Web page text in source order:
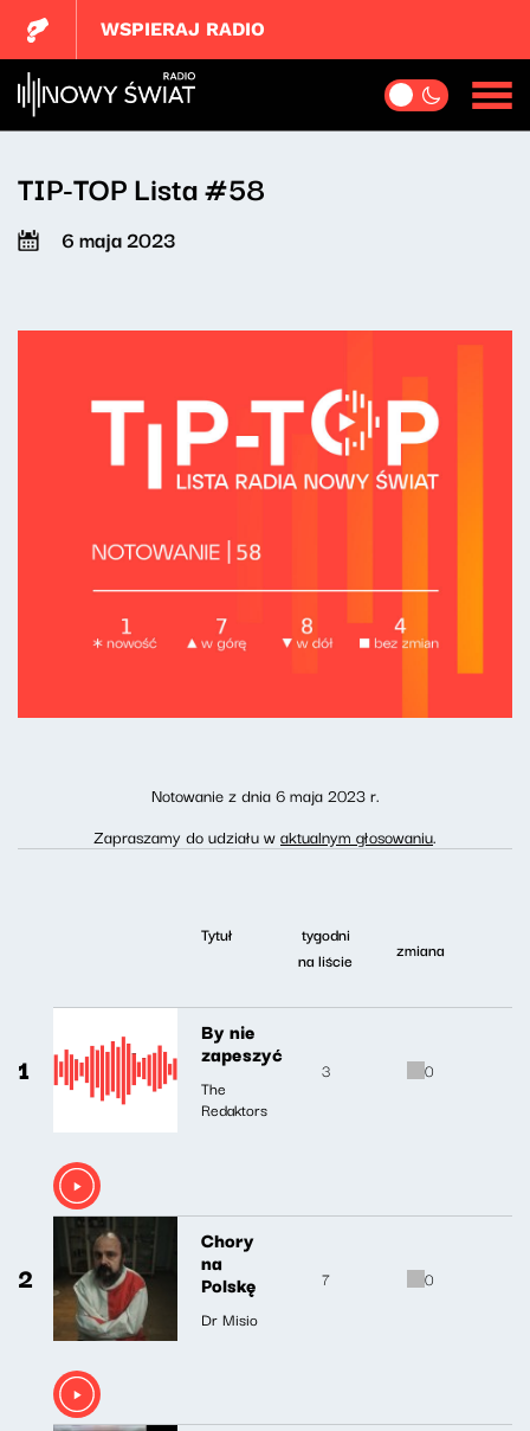
WSPIERAJ RADIO
TIP-TOP Lista #58
6 maja 2023
Notowanie z dnia 6 maja 2023 r.
Zapraszamy do udziału waktualnym głosowaniu.
Tytuł
tygodni
na liście
zmiana
1
By nie
zapeszyć
The
Redaktors
3 0
2
Chory
na
Polskę
Dr Misio
7 0